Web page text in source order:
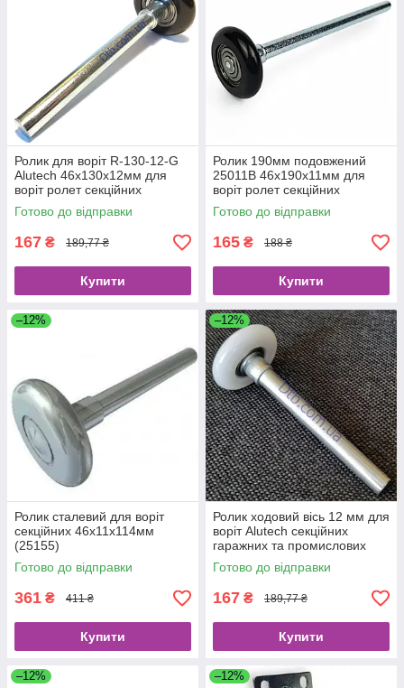
Ролик для воріт R-130-12-G
Alutech 46х130х12мм для
воріт ролет секційних
гаражних та промислових
Готово до відправки
167 ₴ 189,77 ₴
Купити
Ролик 190мм подовжений
25011B 46х190х11мм для
воріт ролет секційних
гаражних та промислових
Готово до відправки
165 ₴ 188 ₴
Купити
–12%
Ролик сталевий для воріт
секційних 46х11х114мм
(25155)
Готово до відправки
361 ₴ 411 ₴
Купити
–12%
Ролик ходовий вісь 12 мм для
воріт Alutech секційних
гаражних та промислових
заміна R-130-12-G
Готово до відправки
167 ₴ 189,77 ₴
Купити
–12% –12%